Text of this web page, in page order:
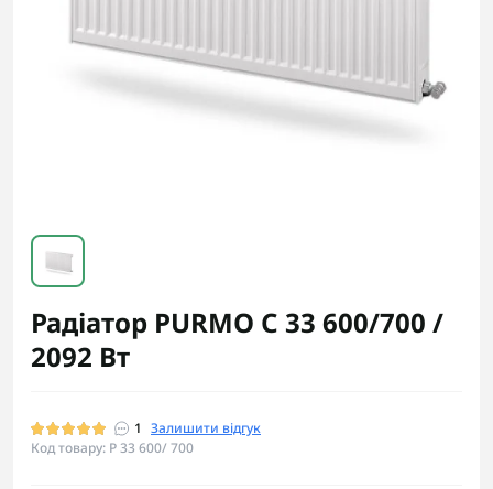
Радіатор PURMO С 33 600/700 /
2092 Вт
1 Залишити відгук
Код товару: P 33 600/ 700